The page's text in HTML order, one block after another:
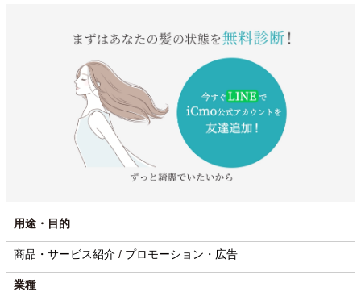
用途・目的
商品・サービス紹介/ プロモーション・広告
業種